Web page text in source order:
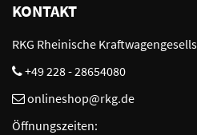
KONTAKT
RKG Rheinische
+49 228 - 28654080
onlineshop@rkg.de
Öffnungszeiten: